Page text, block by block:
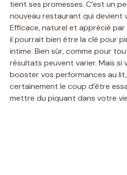
tient ses promesses. C’est un
nouveau restaurant qui devient
Efficace, naturel et apprécié
il pourrait bien être la clé pour
intime. Bien sûr, comme pour
résultats peuvent varier. Mais si
booster vos performances au
certainement le coup d’être
mettre du piquant dans votre